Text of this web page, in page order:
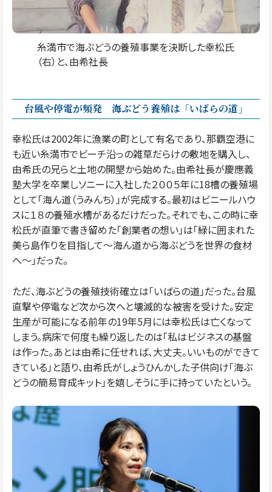
糸満市で海ぶどうの養殖事業を決断した幸松氏
（右）と、由希社長
台風や停電が頻発 海ぶどう養殖は「いばらの道」
幸松氏は2002年に漁業の町として有名であり、那覇空港に
も近い糸満市でビーチ沿っの雑草だらけの敷地を購入し、
由希氏の兄らと土地の開墾から始めた。由希社長が慶應義
塾大学を卒業しソニーに入社した２００５年に18槽の養殖場
として「海ん道（うみんち）」が完成する。最初はビニールハウ
スに１８の養殖水槽があるだけだった。それでも、この時に幸
松氏が直筆で書き留めた「創業者の想い」は「緑に囲まれた
美ら島作りを目指して～海ん道から海ぶどうを世界の食材
へ～」だった。
ただ、海ぶどうの養殖技術確立は「いばらの道」だった。台風
直撃や停電など次から次へと壊滅的な被害を受けた。安定
生産が可能になる前年の19年5月には幸松氏は亡くなって
しまう。病床で何度も繰り返したのは「私はビジネスの基盤
は作った。あとは由希に任せれば、大丈夫。いいものができて
きている」と語り、由希氏がしょうひんかした子供向け「海ぶ
どうの簡易育成キット」を嬉しそうに手に持っていたという。